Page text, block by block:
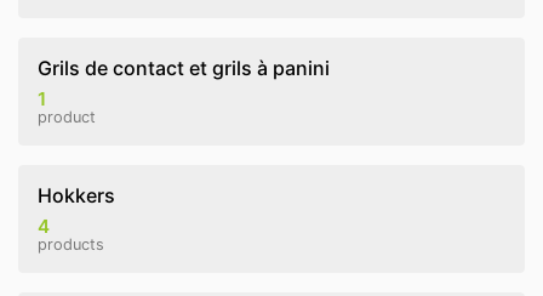
Grils de contact et grils à panini
1
product
Hokkers
4
products